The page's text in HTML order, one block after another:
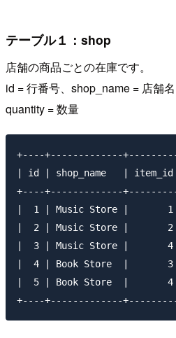
テーブル１：shop
店舗の商品ごとの在庫です。
id = 行番号、shop_name = 店舗名
quantity = 数量
+----+-------------
| id | shop_name   |
+----+-------------
|  1 | Music Store |
|  2 | Music Store |
|  3 | Music Store |
|  4 | Book Store  |       3
|  5 | Book Store  |